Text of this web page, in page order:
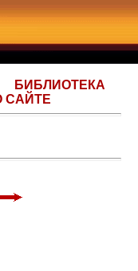
БИБЛИОТЕКА
САЙТЕ